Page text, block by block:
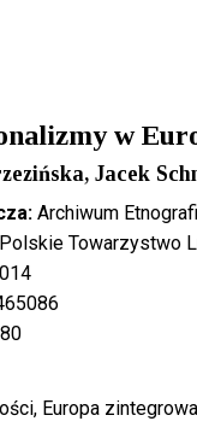
w
Jacek
Archiwum
Polskie Towarzystwo
Europa